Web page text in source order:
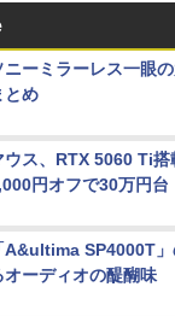
ニーミラーレス一眼
とめ
ウス、RTX 5060 Ti
円オフで30万円台
A&ultima SP4000T
オーディオの醍醐味